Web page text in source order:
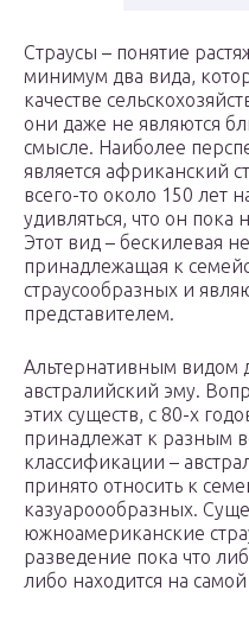
Страусы – понятие
минимум два вида,
качестве
они даже не являются
смысле. Наиболее
является африканский
всего-то около 150 лет
удивляться, что он
Этот вид – бескилевая
принадлежащая к
страусообразных и
представителем.
Альтернативным видом
австралийский эму.
этих существ, с 80-х
принадлежат к разным
классификации –
принято относить к
казуароообразных.
южноамериканские
разведение пока что
либо находится на